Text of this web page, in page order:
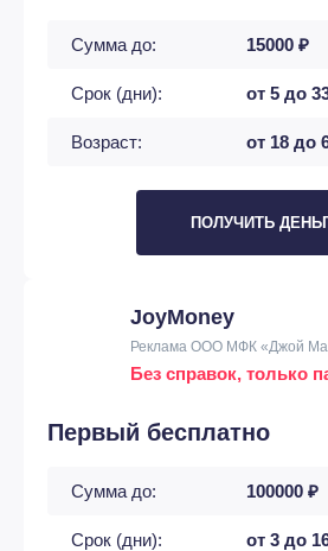
Сумма до: 15000 ₽
Срок (дни): от 5 до
Возраст: от 18 до
ПОЛУЧИТЬ
JoyMoney
Реклама ООО МФК «Джой
Без справок, только
Первый бесплатно
Сумма до: 100000 ₽
Срок (дни): от 3 до